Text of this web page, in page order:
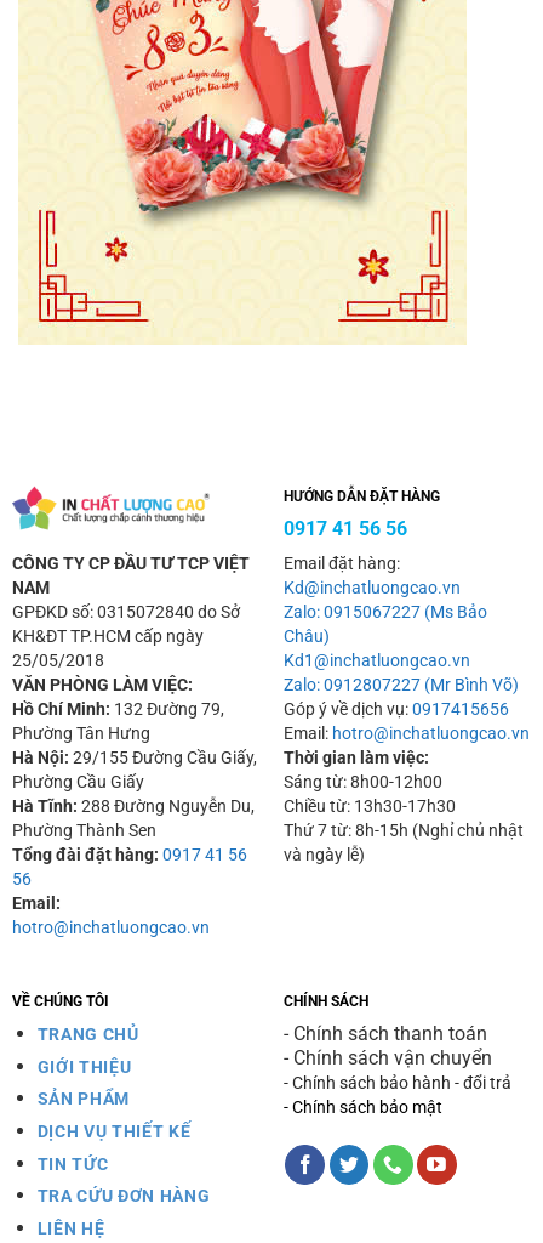
CÔNG TY CP ĐẦU TƯ TCP VIỆT
NAM
GPĐKD số: 0315072840 do Sở
KH&ĐT TP.HCM cấp ngày
25/05/2018
VĂN PHÒNG LÀM VIỆC:
Hồ Chí Minh: 132 Đường 79,
Phường Tân Hưng
Hà Nội: 29/155 Đường Cầu Giấy,
Phường Cầu Giấy
Hà Tĩnh: 288 Đường Nguyễn Du,
Phường Thành Sen
Tổng đài đặt hàng: 0917 41 56
56
Email:
hotro@inchatluongcao.vn
HƯỚNG DẪN ĐẶT HÀNG
0917 41 56 56
Email đặt hàng:
Kd@inchatluongcao.vn
Zalo: 0915067227 (Ms Bảo
Châu)
Kd1@inchatluongcao.vn
Zalo: 0912807227 (Mr Bình Võ)
Góp ý về dịch vụ:0917415656
Email: hotro@inchatluongcao.vn
Thời gian làm việc:
Sáng từ: 8h00-12h00
Chiều từ: 13h30-17h30
Thứ 7 từ: 8h-15h (Nghỉ chủ nhật
và ngày lễ)
VỀ CHÚNG TÔI
TRANG CHỦ
GIỚI THIỆU
SẢN PHẨM
DỊCH VỤ THIẾT KẾ
TIN TỨC
TRA CỨU ĐƠN HÀNG
LIÊN HỆ
CHÍNH SÁCH
- Chính sách thanh toán
- Chính sách vận chuyển
- Chính sách bảo hành - đổi trả
- Chính sách bảo mật